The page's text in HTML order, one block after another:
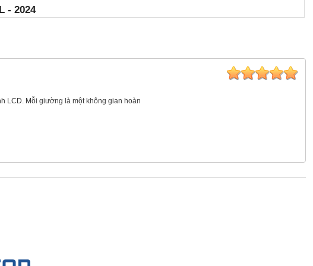
- 2024
LCD. Mỗi giường là một không gian hoàn